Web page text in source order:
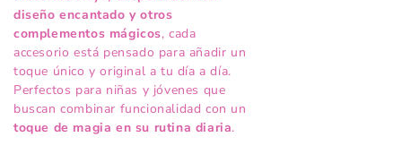
c
c
i
ó
diseño encantado y otros
complementos mágicos, cada
accesorio está pensado para añadir un
toque único y original a tu día a día.
Perfectos para niñas y jóvenes que
buscan combinar funcionalidad con un
toque de magia en su rutina diaria.